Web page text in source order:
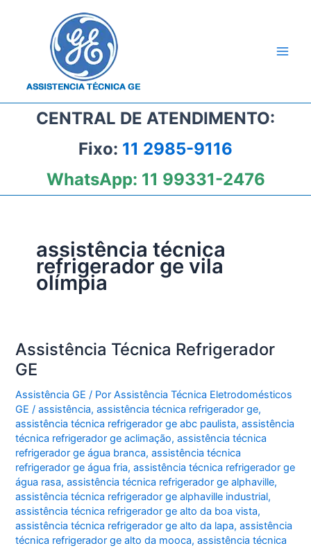
CENTRAL DE ATENDIMENTO:
Fixo: 11 2985-9116
WhatsApp: 11 99331-2476
assistência técnica
refrigerador ge vila
olímpia
Assistência Técnica Refrigerador
GE
Assistência GE / PorAssistência Técnica Eletrodomésticos
GE/assistência,assistência técnica refrigerador ge,
assistência técnica refrigerador ge abc paulista,assistência
técnica refrigerador ge aclimação,assistência técnica
refrigerador ge água branca,assistência técnica
refrigerador ge água fria,assistência técnica refrigerador ge
água rasa,assistência técnica refrigerador ge alphaville,
assistência técnica refrigerador ge alphaville industrial,
assistência técnica refrigerador ge alto da boa vista,
assistência técnica refrigerador ge alto da lapa,assistência
técnica refrigerador ge alto da mooca,assistência técnica